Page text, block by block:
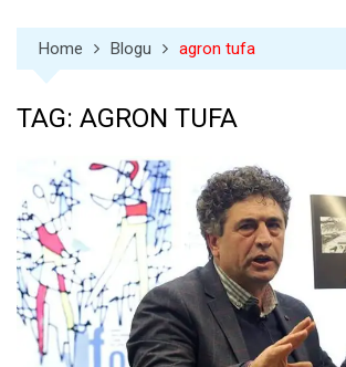
Home Blogu agron tufa
TAG: AGRON TUFA